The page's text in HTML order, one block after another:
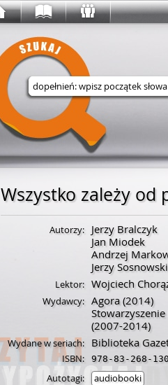
Wyszukaj w serwisie
Wszystko zależy od
Autorzy:
Jerzy Bralczyk
Jan Miodek
Andrzej
Jerzy Sosnowski
Lektor: Wojciech
Wydawcy: Agora(2014)
(2007-2014)
Wydane w seriach: Biblioteka
ISBN: 978-83-268-
Autotagi:
audiobooki